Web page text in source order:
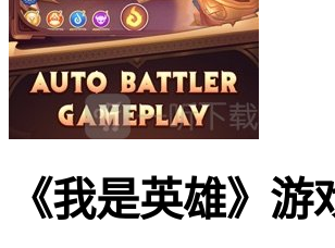
《我是英雄》游